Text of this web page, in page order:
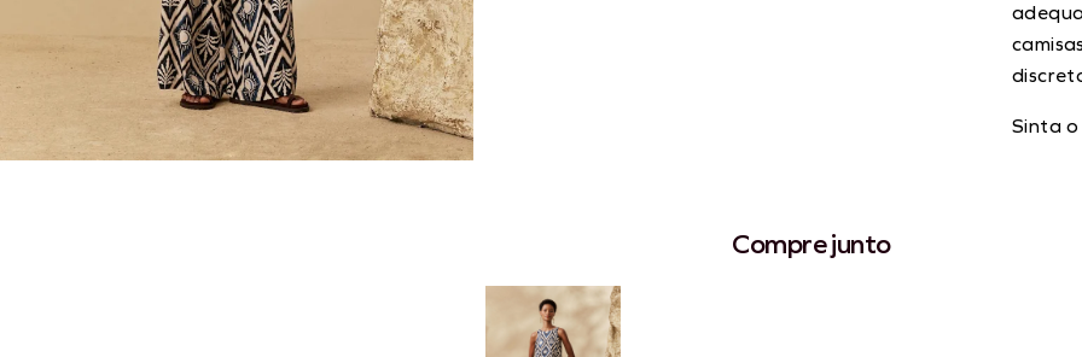
Sinta o
Compre junto